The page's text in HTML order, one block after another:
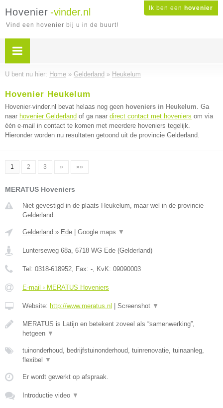
Ik ben een hovenier
Hovenier -vinder.nl
Vind een hovenier bij u in de buurt!
U bent nu hier: Home » Gelderland » Heukelum
Hovenier Heukelum
Hovenier-vinder.nl bevat helaas nog geen hoveniers in Heukelum. Ga
naar hovenier Gelderland of ga naar direct contact met hoveniers om via
één e-mail in contact te komen met meerdere hoveniers tegelijk.
Hieronder worden nu resultaten getoond uit de provincie Gelderland.
1 2 3 » »»
MERATUS Hoveniers
Niet gevestigd in de plaats Heukelum, maar wel in de provincie
Gelderland.
Gelderland » Ede Google maps ▼
Lunterseweg 68a, 6718 WG Ede (Gelderland)
Tel: 0318-618952, Fax: -, KvK: 09090003
E-mail › MERATUS Hoveniers
Website: http://www.meratus.nl Screenshot ▼
MERATUS is Latijn en betekent zoveel als “samenwerking”,
hetgeen ▼
tuinonderhoud, bedrijfstuinonderhoud, tuinrenovatie, tuinaanleg,
flexibel
▼
Er wordt gewerkt op afspraak.
Introductie video ▼